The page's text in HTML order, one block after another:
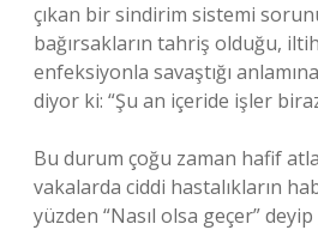
çıkan bir sindirim sistemi
bağırsakların tahriş olduğu,
enfeksiyonla savaştığı
diyor ki: “Şu an içeride işler biraz
Bu durum çoğu zaman hafif
vakalarda ciddi hastalıkların
yüzden “Nasıl olsa geçer”